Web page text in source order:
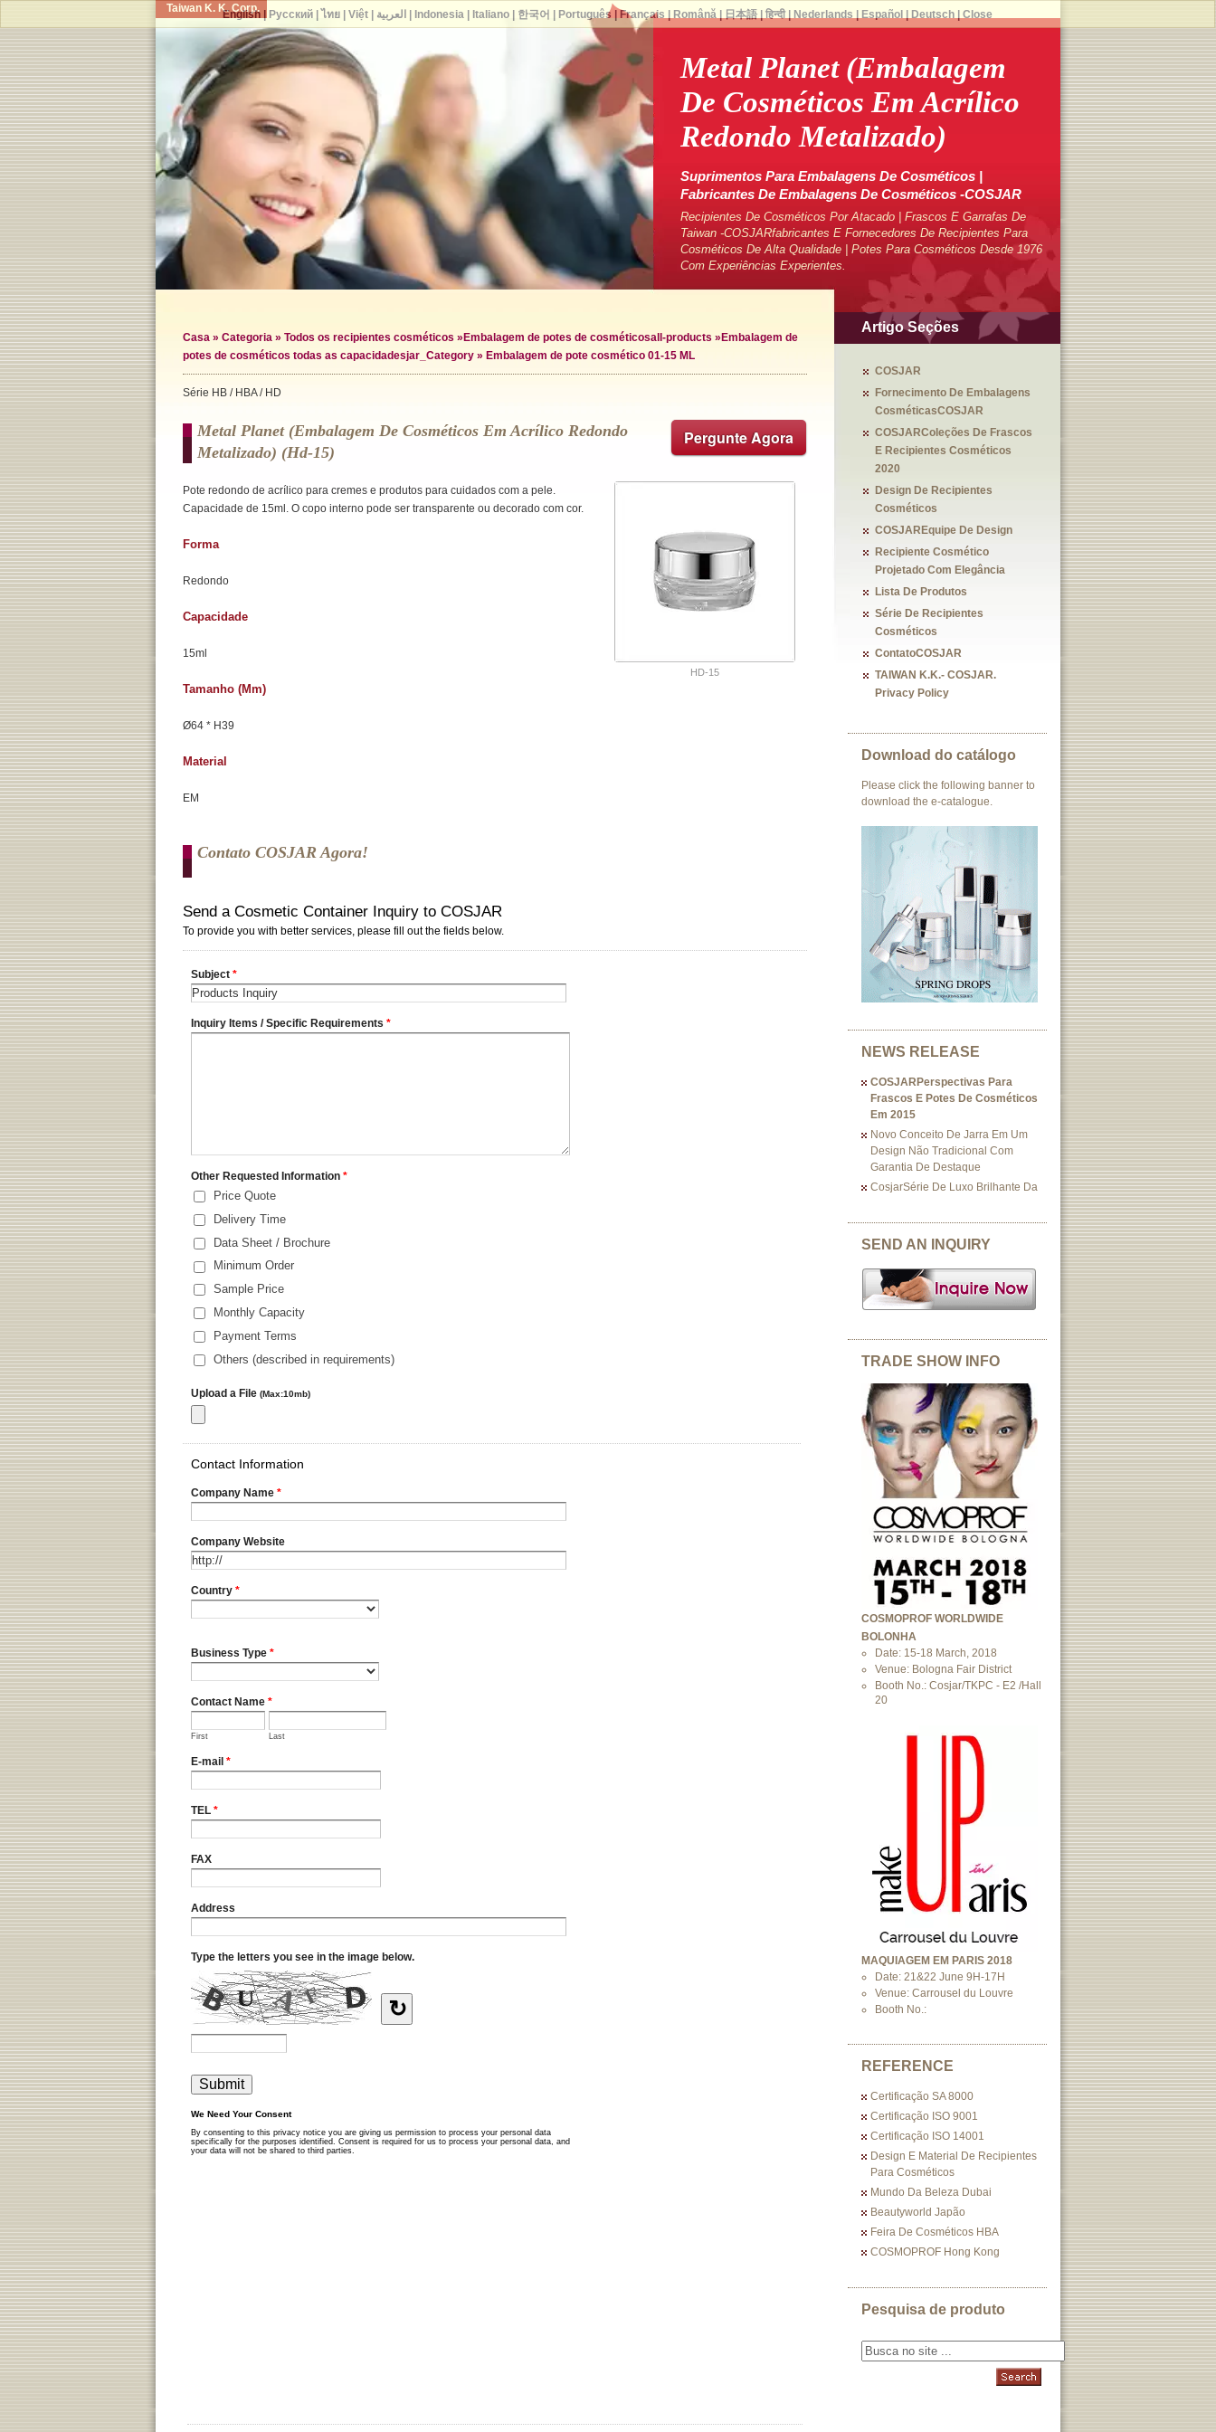
Taiwan K. K. Corp.
Metal Planet (Embalagem
De Cosméticos Em Acrílico
Redondo Metalizado)
Suprimentos Para Embalagens De Cosméticos |
Fabricantes De Embalagens De Cosméticos -COSJAR
Recipientes De Cosméticos Por Atacado | Frascos E Garrafas De
Taiwan -COSJARfabricantes E Fornecedores De Recipientes Para
Cosméticos De Alta Qualidade | Potes Para Cosméticos Desde 1976
Com Experiências Experientes.
Casa » Categoria » Todos os recipientes cosméticos » Embalagem de potes de cosméticosall-products » Embalagem de
potes de cosméticos todas as capacidadesjar_Category » Embalagem de pote cosmético 01-15 ML
Série HB / HBA / HD
Pergunte Agora
Metal Planet (Embalagem De Cosméticos Em Acrílico Redondo
Metalizado) (hd-15)
HD-15
Pote redondo de acrílico para cremes e produtos para cuidados com a pele.
Capacidade de 15ml. O copo interno pode ser transparente ou decorado com cor.
Forma
Redondo
Capacidade
15ml
Tamanho (mm)
Ø64 * H39
Material
EM
Contato COSJAR Agora!
Artigo Seções
COSJAR
Fornecimento De Embalagens
CosméticasCOSJAR
COSJARColeções De Frascos
E Recipientes Cosméticos
2020
Design De Recipientes
Cosméticos
COSJAREquipe De Design
Recipiente Cosmético
Projetado Com Elegância
Lista De Produtos
Série De Recipientes
Cosméticos
ContatoCOSJAR
TAIWAN K.K.- COSJAR.
Privacy Policy
Download do catálogo
Please click the following banner to
download the e-catalogue.
NEWS RELEASE
COSJARPerspectivas Para
Frascos E Potes De Cosméticos
Em 2015
Novo Conceito De Jarra Em Um
Design Não Tradicional Com
Garantia De Destaque
CosjarSérie De Luxo Brilhante Da
SEND AN INQUIRY
TRADE SHOW INFO
COSMOPROF WORLDWIDE
BOLONHA
Date: 15-18 March, 2018
Venue: Bologna Fair District
Booth No.: Cosjar/TKPC - E2 /Hall
20
MAQUIAGEM EM PARIS 2018
Date: 21&22 June 9H-17H
Venue: Carrousel du Louvre
Booth No.:
REFERENCE
Certificação SA 8000
Certificação ISO 9001
Certificação ISO 14001
Design E Material De Recipientes
Para Cosméticos
Mundo Da Beleza Dubai
Beautyworld Japão
Feira De Cosméticos HBA
COSMOPROF Hong Kong
Pesquisa de produto
English| Русский| ไทย| Việt| العربية Indonesia| Italiano| 한국어 Português Français Română| 日本語| हिन्दी| Nederlands Español Deutsch| Close